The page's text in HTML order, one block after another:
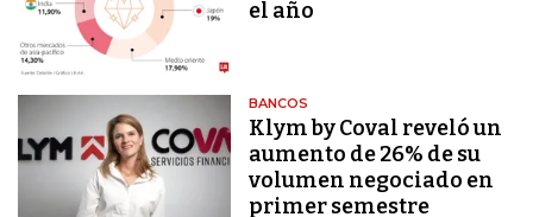
el año
BANCOS
Klym by Coval reveló un
aumento de 26% de su
volumen negociado en
primer semestre